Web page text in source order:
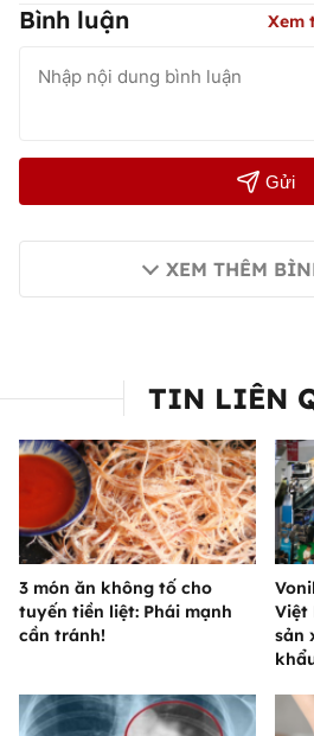
Bình luận Xem
Gửi
XEM THÊM
TIN LIÊN
3 món ăn không tố cho
tuyến tiền liệt: Phái mạnh
cần tránh!
Việt
sản